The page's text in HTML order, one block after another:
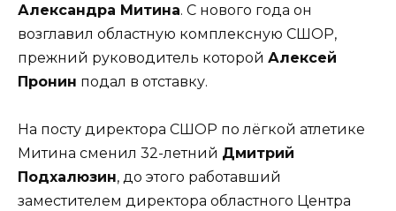
Александра Митина. С нового года он
возглавил областную комплексную СШОР,
прежний руководитель которой Алексей
Пронин подал в отставку.
На посту директора СШОР по лёгкой атлетике
Митина сменил 32-летний Дмитрий
Подхалюзин, до этого работавший
заместителем директора областного Центра